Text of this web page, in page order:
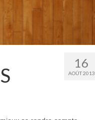
16
AOÛT 2013